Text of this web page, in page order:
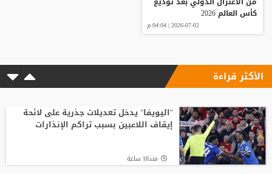
كأس العالم 2026
2026-07-02 | 04:04 م
الأكثر قراءة
"اليويفا" يدخل تعديلات جذرية على لائحة
إيقاف اللاعبين بسبب تراكم الإنذارات
منذ18 ساعة